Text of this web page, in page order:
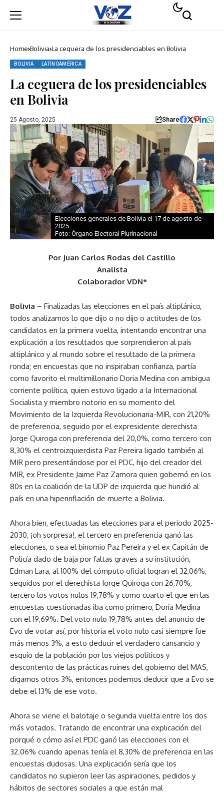
Home Bolivia La ceguera de los presidenciables en Bolivia
BOLIVIA LATINOAMÉRICA
La ceguera de los presidenciables
en Bolivia
25 Agosto, 2025 Share
Elecciones generales de Bolivia el 17 de agosto de
2025
Foto: Órgano Electoral Plurinacional
Por Juan Carlos Rodas del Castillo
Analista
Colaborador VDN*
Bolivia – Finalizadas las elecciones en el país altiplánico,
todos analizamos lo que dijo o no dijo o actitudes de los
candidatos en la primera vuelta, intentando encontrar una
explicación a los resultados que sorprendieron al país
altiplánico y al mundo sobre el resultado de la primera
ronda; en encuestas que no inspiraban confianza, partía
como favorito el multimillonario Doria Medina con ambigua
corriente política, quien estuvo ligado a la Internacional
Socialista y miembro notorio en su momento del
Movimiento de la Izquierda Revolucionaria-MIR, con 21,20%
de preferencia, seguido por el expresidente derechista
Jorge Quiroga con preferencia del 20,0%, como tercero con
8,30% el centroizquierdista Paz Pereira ligado también al
MIR pero presentándose por el PDC, hijo del creador del
MIR, ex Presidente Jaime Paz Zamora quien gobernó en los
80s en la coalición de la UDP de izquierda que hundió al
país en una hiperinflación de muerte a Bolivia.
Ahora bien, efectuadas las elecciones para el periodo 2025-
2030, ¡oh sorpresa!, el tercero en preferencia ganó las
elecciones, o sea el binomio Paz Pereira y el ex Capitán de
Policía dado de baja por faltas graves a su institución,
Edman Lara, al 100% del cómputo oficial logran el 32,06%,
seguidos por el derechista Jorge Quiroga con 26,70%,
tercero los votos nulos 19,78% y como cuarto el que en las
encuestas cuestionadas iba como primero, Doria Medina
con el 19,69%. Del voto nulo 19,78% antes del anuncio de
Evo de votar así, por historia el voto nulo casi siempre fue
más menos 3%, a esto deducir el verdadero cansancio y
esquío de la población por los viejos políticos y
descontento de las prácticas ruines del gobierno del MAS,
digamos otros 3%, entonces podemos deducir que a Evo se
debe el 13% de ese voto.
Ahora se viene el balotaje o segunda vuelta entre los dos
más votados. Tratando de encontrar una explicación del
porqué o cómo así el PDC ganó las elecciones con el
32.06% cuando apenas tenía el 8,30% de preferencia en las
encuestas dudosas. Una explicación sería que los
candidatos no supieron leer las aspiraciones, pedidos y
hábitos de sectores sociales a que están mal